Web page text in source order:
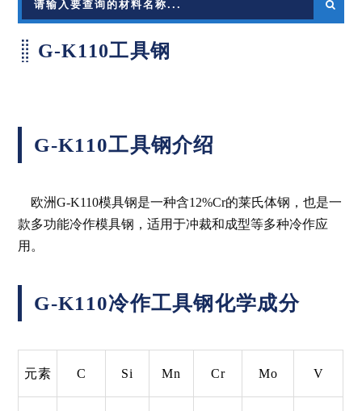
G-K110工具钢
G-K110工具钢介绍
欧洲G-K110模具钢是一种含12%Cr的莱氏体钢，也是一
款多功能冷作模具钢，适用于冲裁和成型等多种冷作应
用。
G-K110冷作工具钢化学成分
元素 C Si Mn Cr Mo V